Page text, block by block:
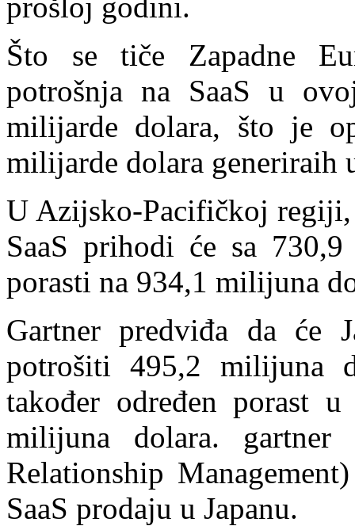
Što se tiče Zapadne
potrošnja na SaaS u
milijarde dolara, što je
milijarde dolara generiraih
U Azijsko-Pacifičkoj
SaaS prihodi će sa
porasti na 934,1 milijuna
Gartner predviđa da će
potrošiti 495,2 milijuna
također određen porast
milijuna dolara.
Relationship
SaaS prodaju u Japanu.